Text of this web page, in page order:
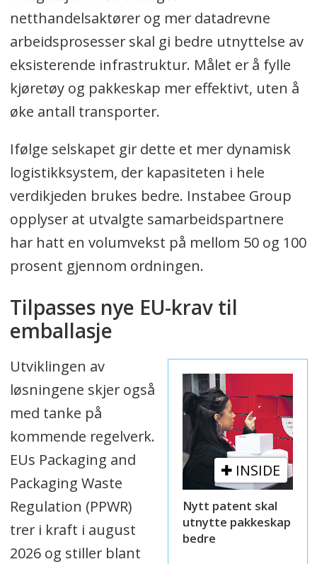
netthandelsaktører og mer datadrevne
arbeidsprosesser skal gi bedre utnyttelse av
eksisterende infrastruktur. Målet er å fylle
kjøretøy og pakkeskap mer effektivt, uten å
øke antall transporter.
Ifølge selskapet gir dette et mer dynamisk
logistikksystem, der kapasiteten i hele
verdikjeden brukes bedre. Instabee Group
opplyser at utvalgte samarbeidspartnere
har hatt en volumvekst på mellom 50 og 100
prosent gjennom ordningen.
Tilpasses nye EU-krav til
emballasje
INSIDE
Nytt patent skal
utnytte pakkeskap
bedre
Utviklingen av
løsningene skjer også
med tanke på
kommende regelverk.
EUs Packaging and
Packaging Waste
Regulation (PPWR)
trer i kraft i august
2026 og stiller blant